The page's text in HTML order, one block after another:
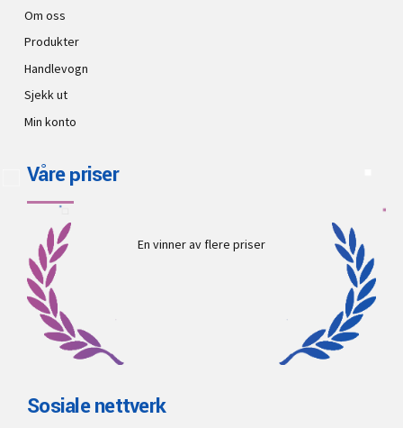
Om oss
Produkter
Handlevogn
Sjekk ut
Min konto
Våre priser
En vinner av flere priser
Sosiale nettverk